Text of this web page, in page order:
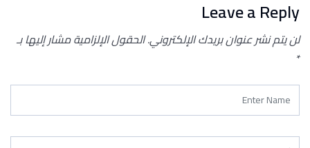
Leave a Reply
لن يتم نشر عنوان بريدك الإلكتروني.الحقول الإلزامية مشار إليها بـ
*